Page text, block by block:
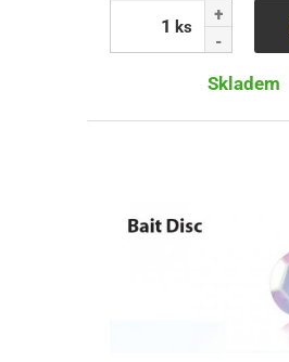
ks
Skladem